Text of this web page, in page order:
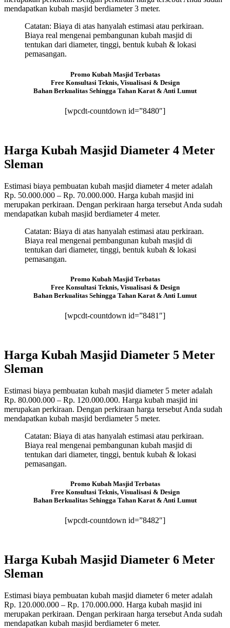
mendapatkan kubah masjid berdiameter 3 meter.
Catatan: Biaya di atas hanyalah estimasi atau perkiraan.
Biaya real mengenai pembangunan kubah masjid di
tentukan dari diameter, tinggi, bentuk kubah & lokasi
pemasangan.
Promo Kubah Masjid Terbatas
Free Konsultasi Teknis, Visualisasi & Design
Bahan Berkualitas Sehingga Tahan Karat & Anti Lumut
[wpcdt-countdown id=”8480″]
Harga Kubah Masjid Diameter 4 Meter
Sleman
Estimasi biaya pembuatan kubah masjid diameter 4 meter adalah
Rp. 50.000.000 – Rp. 70.000.000. Harga kubah masjid ini
merupakan perkiraan. Dengan perkiraan harga tersebut Anda sudah
mendapatkan kubah masjid berdiameter 4 meter.
Catatan: Biaya di atas hanyalah estimasi atau perkiraan.
Biaya real mengenai pembangunan kubah masjid di
tentukan dari diameter, tinggi, bentuk kubah & lokasi
pemasangan.
Promo Kubah Masjid Terbatas
Free Konsultasi Teknis, Visualisasi & Design
Bahan Berkualitas Sehingga Tahan Karat & Anti Lumut
[wpcdt-countdown id=”8481″]
Harga Kubah Masjid Diameter 5 Meter
Sleman
Estimasi biaya pembuatan kubah masjid diameter 5 meter adalah
Rp. 80.000.000 – Rp. 120.000.000. Harga kubah masjid ini
merupakan perkiraan. Dengan perkiraan harga tersebut Anda sudah
mendapatkan kubah masjid berdiameter 5 meter.
Catatan: Biaya di atas hanyalah estimasi atau perkiraan.
Biaya real mengenai pembangunan kubah masjid di
tentukan dari diameter, tinggi, bentuk kubah & lokasi
pemasangan.
Promo Kubah Masjid Terbatas
Free Konsultasi Teknis, Visualisasi & Design
Bahan Berkualitas Sehingga Tahan Karat & Anti Lumut
[wpcdt-countdown id=”8482″]
Harga Kubah Masjid Diameter 6 Meter
Sleman
Estimasi biaya pembuatan kubah masjid diameter 6 meter adalah
Rp. 120.000.000 – Rp. 170.000.000. Harga kubah masjid ini
merupakan perkiraan. Dengan perkiraan harga tersebut Anda sudah
mendapatkan kubah masjid berdiameter 6 meter.